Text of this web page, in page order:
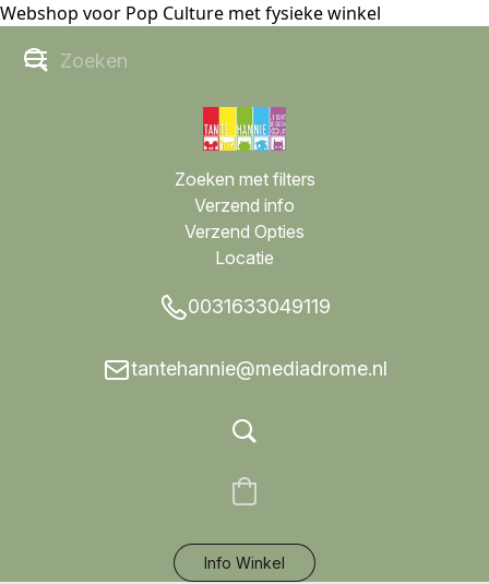
Webshop voor Pop Culture met fysieke winkel
Zoeken met filters
Verzend info
Verzend Opties
Locatie
0031633049119
tantehannie@mediadrome.nl
Info Winkel